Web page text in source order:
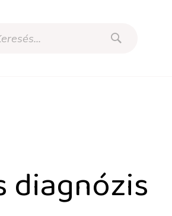
diagnózis